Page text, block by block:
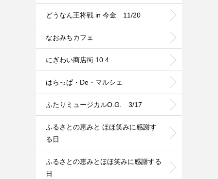
どうなん王将戦 in 今金 11/20
なおみちカフェ
にぎわい商店街 10.4
はらっぱ・De・マルシェ
ふたりミュージカルO.G. 3/17
ふるさとの恵みと ほほ笑みに感謝す
る日
ふるさとの恵みとほほ笑みに感謝する
日